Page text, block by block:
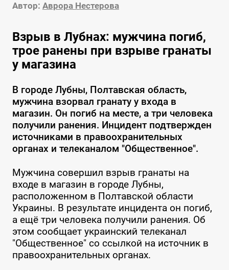
Автор: Аврора Нестерова
Взрыв в Лубнах: мужчина погиб,
трое ранены при взрыве гранаты
у магазина
В городе Лубны, Полтавская область,
мужчина взорвал гранату у входа в
магазин. Он погиб на месте, а три человека
получили ранения. Инцидент подтвержден
источниками в правоохранительных
органах и телеканалом "Общественное".
Мужчина совершил взрыв гранаты на
входе в магазин в городе Лубны,
расположенном в Полтавской области
Украины. В результате инцидента он погиб,
а ещё три человека получили ранения. Об
этом сообщает украинский телеканал
"Общественное" со ссылкой на источник в
правоохранительных органах.